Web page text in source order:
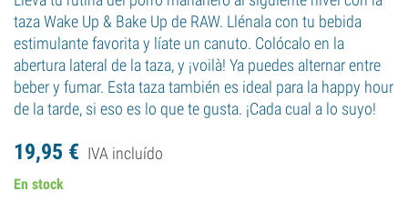
taza Wake Up & Bake Up de RAW. Llénala con tu bebida
estimulante favorita y líate un canuto. Colócalo en la
abertura lateral de la taza, y ¡voilà! Ya puedes alternar entre
beber y fumar. Esta taza también es ideal para la happy hour
de la tarde, si eso es lo que te gusta. ¡Cada cual a lo suyo!
19,95 € IVA incluído
En stock